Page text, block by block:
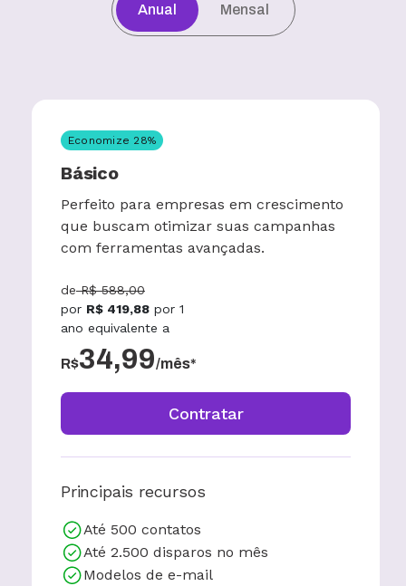
Anual Mensal
Economize 28%
Básico
Perfeito para empresas em crescimento
que buscam otimizar suas campanhas
com ferramentas avançadas.
de R$ 588,00
por R$ 419,88 por 1
ano equivalente a
R$34,99/mês*
Contratar
Principais recursos
Até 500 contatos
Até 2.500 disparos no mês
Modelos de e-mail